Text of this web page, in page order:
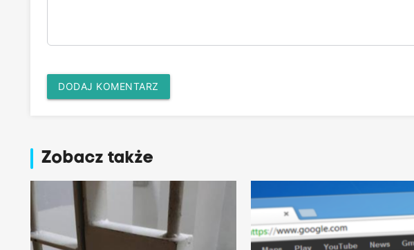
DODAJ KOMENTARZ
Zobacz także